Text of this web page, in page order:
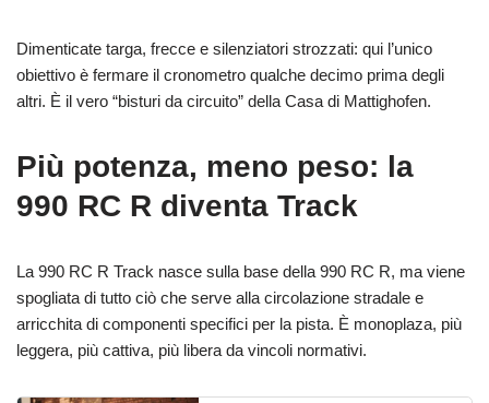
Dimenticate targa, frecce e silenziatori strozzati: qui l’unico
obiettivo è fermare il cronometro qualche decimo prima degli
altri. È il vero “bisturi da circuito” della Casa di Mattighofen.
Più potenza, meno peso: la
990 RC R diventa Track
La 990 RC R Track nasce sulla base della 990 RC R, ma viene
spogliata di tutto ciò che serve alla circolazione stradale e
arricchita di componenti specifici per la pista. È monoplaza, più
leggera, più cattiva, più libera da vincoli normativi.